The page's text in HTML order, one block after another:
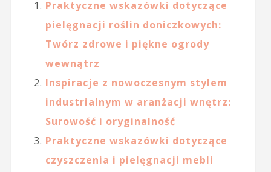
Praktyczne wskazówki dotyczące
pielęgnacji roślin doniczkowych:
Twórz zdrowe i piękne ogrody
wewnątrz
Inspiracje z nowoczesnym stylem
industrialnym w aranżacji wnętrz:
Surowość i oryginalność
Praktyczne wskazówki dotyczące
czyszczenia i pielęgnacji mebli